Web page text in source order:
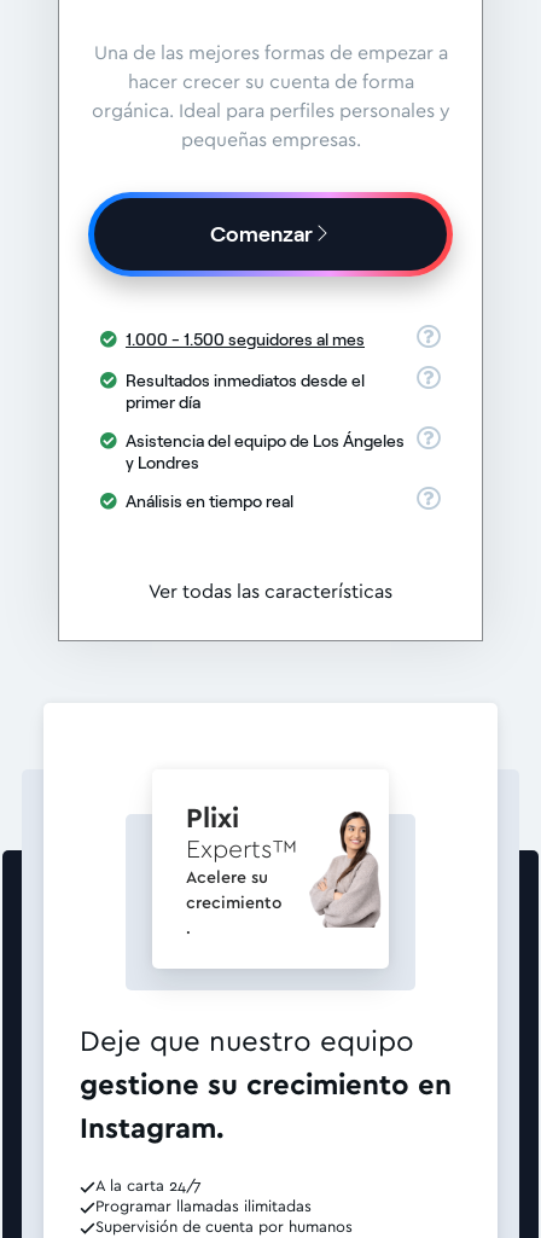
Una de las mejores formas de empezar a
hacer crecer su cuenta de forma
orgánica. Ideal para perfiles personales y
pequeñas empresas.
Comenzar
1.000 - 1.500 seguidores al mes
Resultados inmediatos desde el
primer día
Asistencia del equipo de Los Ángeles
y Londres
Análisis en tiempo real
Ver todas las características
Plixi
Experts™
Acelere su
crecimiento
.
Deje que nuestro equipo
gestione su crecimiento en
Instagram.
A la carta 24/7
Programar llamadas ilimitadas
Supervisión de cuenta por humanos